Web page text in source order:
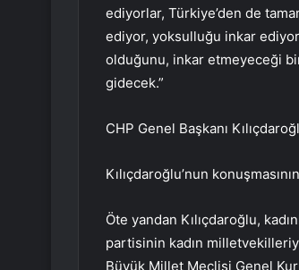
ediyorlar, Türkiye’den de
ediyor, yoksulluğu inkar
olduğunu, inkar etmeyeceği
gidecek.”
CHP Genel Başkanı
Kılıçdaroğlu’nun
Öte yandan Kılıçdaroğlu,
partisinin kadın
Büyük Millet Meclisi Genel